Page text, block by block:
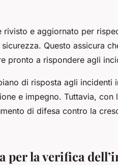
e aggiornato per
Questo assicura
pronto a rispondere agli
di risposta agli incidenti
e impegno. Tuttavia, con
di difesa contro la
per la verifica